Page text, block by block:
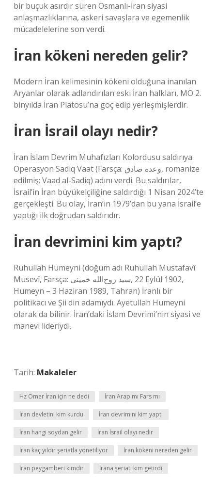
bir buçuk asırdır süren Osmanlı-İran siyasi
anlaşmazlıklarına, askeri savaşlara ve egemenlik
mücadelelerine son verdi.
İran kökeni nereden gelir?
Modern İran kelimesinin kökeni olduğuna inanılan
Aryanlar olarak adlandırılan eski İran halkları, MÖ 2.
binyılda İran Platosu’na göç edip yerleşmişlerdir.
İran İsrail olayı nedir?
İran İslam Devrim Muhafızları Kolordusu saldırıya
Operasyon Sadiq Vaat (Farsça: وعده صادق‎, romanize
edilmiş: Vaad al-Sadiq) adını verdi. Bu saldırılar,
İsrail’in İran büyükelçiliğine saldırdığı 1 Nisan 2024’te
gerçekleşti. Bu olay, İran’ın 1979’dan bu yana İsrail’e
yaptığı ilk doğrudan saldırıdır.
İran devrimini kim yaptı?
Ruhullah Humeyni (doğum adı Ruhullah Mustafavî
Musevî, Farsça: سید روح‌الله خمینی‎, 22 Eylül 1902,
Humeyn – 3 Haziran 1989, Tahran) İranlı bir
politikacı ve Şii din adamıydı. Ayetullah Humeyni
olarak da bilinir. İran’daki İslam Devrimi’nin siyasi ve
manevi lideriydi.
Tarih: Makaleler
Hz Ömer İran için ne dedi İran Arap mı Fars mı
İran devletini kim kurdu İran devrimini kim yaptı
İran hangi soydan gelir İran İsrail olayı nedir
İran kaç yıldır şeriatla yönetiliyor İran kökeni nereden gelir
İran peygamberi kimdir İrana şeriatı kim getirdi